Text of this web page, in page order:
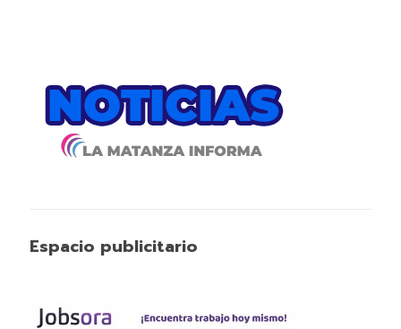
Espacio publicitario